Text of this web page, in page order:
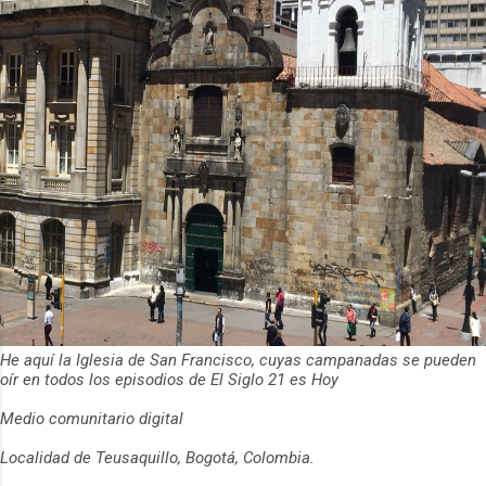
He aquí la Iglesia de San Francisco, cuyas campanadas se pueden
oír en todos los episodios de El Siglo 21 es Hoy
Medio comunitario digital
Localidad de Teusaquillo, Bogotá, Colombia.